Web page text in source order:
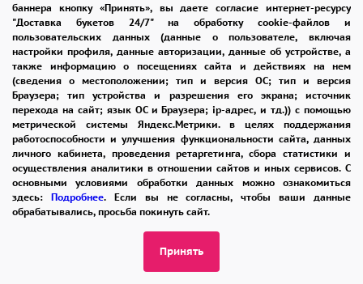
баннера кнопку «Принять», вы даете согласие интернет-ресурсу
"Доставка букетов 24/7" на обработку cookie-файлов и
пользовательских данных (данные о пользователе, включая
настройки профиля, данные авторизации, данные об устройстве, а
также информацию о посещениях сайта и действиях на нем
(сведения о местоположении; тип и версия ОС; тип и версия
Браузера; тип устройства и разрешения его экрана; источник
перехода на сайт; язык ОС и Браузера; ip-адрес, и тд.)) с помощью
метрической системы Яндекс.Метрики. в целях поддержания
работоспособности и улучшения функциональности сайта, данных
личного кабинета, проведения ретаргетинга, сбора статистики и
осуществления аналитики в отношении сайтов и иных сервисов. С
основными условиями обработки данных можно ознакомиться
здесь: Подробнее. Если вы не согласны, чтобы ваши данные
обрабатывались, просьба покинуть сайт.
Принять
Мы уделяем особое внимание сезонности
цветов, что позволяет нам использовать
самые свежие и качественные растения.
Это не только улучшает внешний вид
букета, но и продлевает его жизнь,
позволяя радовать вас и ваших близких
как можно дольше.
Консультации и советы
Наши флористы всегда готовы